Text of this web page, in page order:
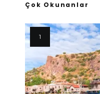
Çok Okunanlar